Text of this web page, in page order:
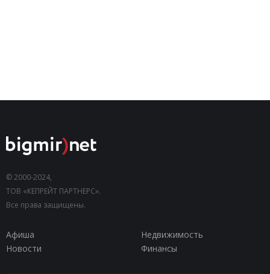
© 2000-2024,
ТОВ «КЕПРЕЙТ ПАРТНЕРС».
Все права защищены.
Афиша
Недвижимость
Новости
Финансы